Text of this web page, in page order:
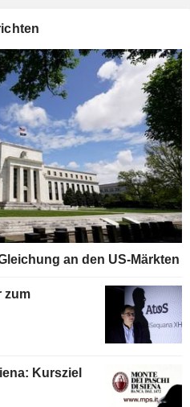
an den US-Märkten
zum
Kursziel